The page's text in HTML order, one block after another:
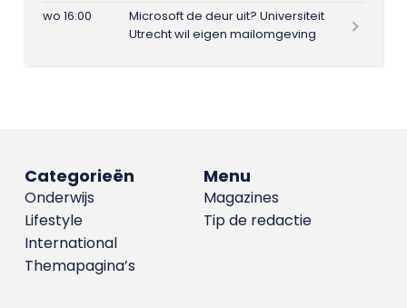
wo 16:00
Microsoft de deur uit? Universiteit
Utrecht wil eigen mailomgeving
Menu
Magazines
Tip de redactie
Categorieën
Onderwijs
Lifestyle
International
Themapagina’s